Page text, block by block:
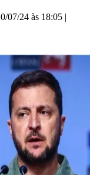
07/24 às 18:05 |